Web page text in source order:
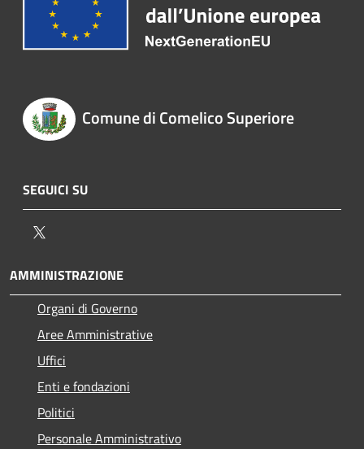
Comune di Comelico Superiore
SEGUICI SU
AMMINISTRAZIONE
Organi di Governo
Aree Amministrative
Uffici
Enti e fondazioni
Politici
Personale Amministrativo